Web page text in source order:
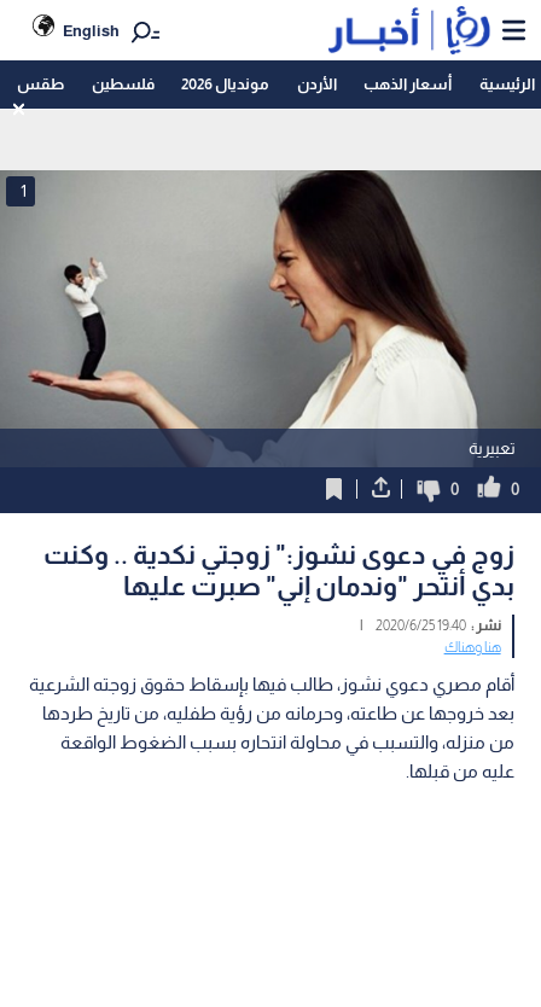
English
الرئيسية أسعار الذهب الأردن مونديال 2026 فلسطين طقس
تعبيرية
1
0
0
زوج في دعوى نشوز:" زوجتي نكدية .. وكنت
بدي أنتحر "وندمان إني" صبرت عليها
نشر :19:40 2020/6/25
|
هنا وهناك
أقام مصري دعوي نشوز، طالب فيها بإسقاط حقوق زوجته الشرعية
بعد خروجها عن طاعته، وحرمانه من رؤية طفليه، من تاريخ طردها
من منزله، والتسبب في محاولة انتحاره بسبب الضغوط الواقعة
عليه من قبلها.